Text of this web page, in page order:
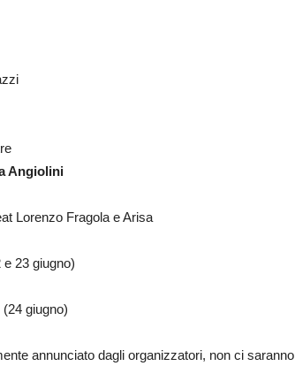
Angiolini
Lorenzo Fragola e Arisa
23 giugno)
giugno)
annunciato dagli organizzatori, non ci saranno